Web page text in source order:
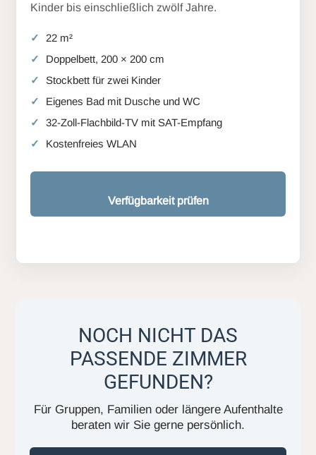
Kinder bis einschließlich zwölf Jahre.
22 m²
Doppelbett, 200 × 200 cm
Stockbett für zwei Kinder
Eigenes Bad mit Dusche und WC
32-Zoll-Flachbild-TV mit SAT-Empfang
Kostenfreies WLAN
Verfügbarkeit prüfen
NOCH NICHT DAS
PASSENDE ZIMMER
GEFUNDEN?
Für Gruppen, Familien oder längere Aufenthalte
beraten wir Sie gerne persönlich.